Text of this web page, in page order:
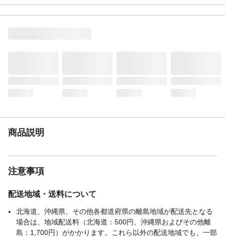
生産国
日本
商品説明
注意事項
配送地域・送料について
北海道、沖縄県、その他各都道府県の離島地域が配送先となる
場合は、地域配送料（北海道：500円、沖縄県およびその他離
島：1,700円）がかかります。これら以外の配送地域でも、一部